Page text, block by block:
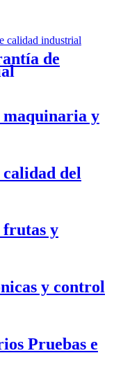
de
maquinaria y
calidad del
frutas y
y control
Pruebas e